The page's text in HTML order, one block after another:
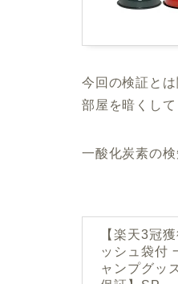
今回の検証と
部屋を暗くし
一酸化炭素の
【楽天3冠
ッシュ袋付
ャンプグッ